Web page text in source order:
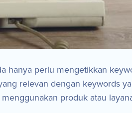
hanya perlu mengetikkan
relevan dengan keywords
produk atau